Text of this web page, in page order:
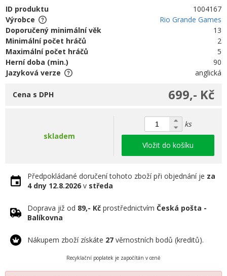
ID produktu
1004167
Výrobce
Rio Grande Games
Doporučený minimální věk
13
Minimální počet hráčů
2
Maximální počet hráčů
5
Herní doba (min.)
90
Jazyková verze
anglická
699,- Kč
Cena s DPH
skladem
ks
Vložit do košíku
Předpokládané doručení tohoto zboží při objednání je za
4 dny 12.8.2026 v středa
Doprava již od 89,- Kč prostřednictvím Česká pošta -
Balíkovna
Nákupem zboží získáte 27 věrnostních bodů (kreditů).
Recyklační poplatek je započítán v ceně